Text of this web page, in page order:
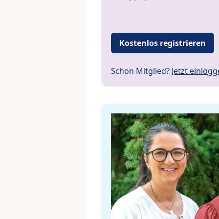
Kostenlos registrieren
Schon Mitglied? Jetzt